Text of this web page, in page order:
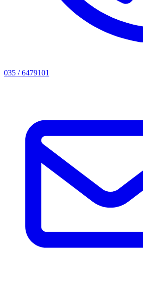
035 / 6479101